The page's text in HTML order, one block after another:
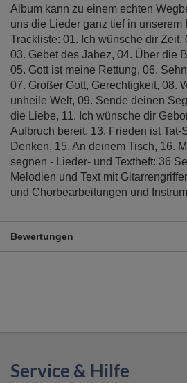
Album kann zu einem echten
uns die Lieder ganz tief in unserem
Trackliste: 01. Ich wünsche dir Zeit,
03. Gebet des Jabez, 04. Über die
05. Gott ist meine Rettung, 06.
07. Großer Gott, Gerechtigkeit, 08.
unheile Welt, 09. Sende deinen
die Liebe, 11. Ich wünsche dir
Aufbruch bereit, 13. Frieden ist Tat-
Denken, 15. An deinem Tisch, 16.
segnen - Lieder- und Textheft: 36
Melodien und Text mit
und Chorbearbeitungen und
Bewertungen
Service & Hilfe